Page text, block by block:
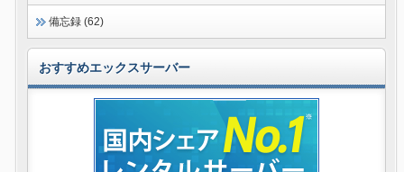
備忘録 (62)
おすすめエックスサーバー